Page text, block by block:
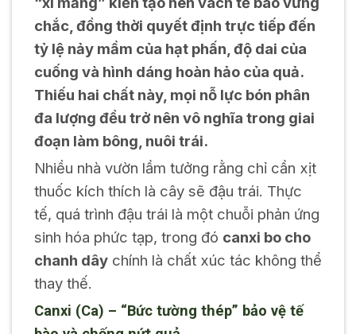
chắc, đồng thời quyết định trực tiếp đến
tỷ lệ nảy mầm của hạt phấn, độ dai của
cuống và hình dáng hoàn hảo của quả.
Thiếu hai chất này, mọi nỗ lực bón phân
đa lượng đều trở nên vô nghĩa trong giai
đoạn làm bông, nuôi trái.
Nhiều nhà vườn lầm tưởng rằng chỉ cần xịt
thuốc kích thích là cây sẽ đậu trái. Thực
tế, quá trình đậu trái là một chuỗi phản ứng
sinh hóa phức tạp, trong đó canxi bo cho
chanh dâychính là chất xúc tác không thể
thay thế.
Canxi (Ca) – “Bức tường thép” bảo vệ tế